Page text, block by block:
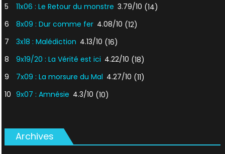
5
11x06 : Le Retour du monstre 3.79/10 (14)
6
8x09 : Dur comme fer 4.08/10 (12)
7
3x18 : Malédiction 4.13/10 (16)
8
9x19/20 : La Vérité est ici 4.22/10 (18)
9
7x09 : La morsure du Mal 4.27/10 (11)
10 9x07 : Amnésie 4.3/10 (10)
Archives